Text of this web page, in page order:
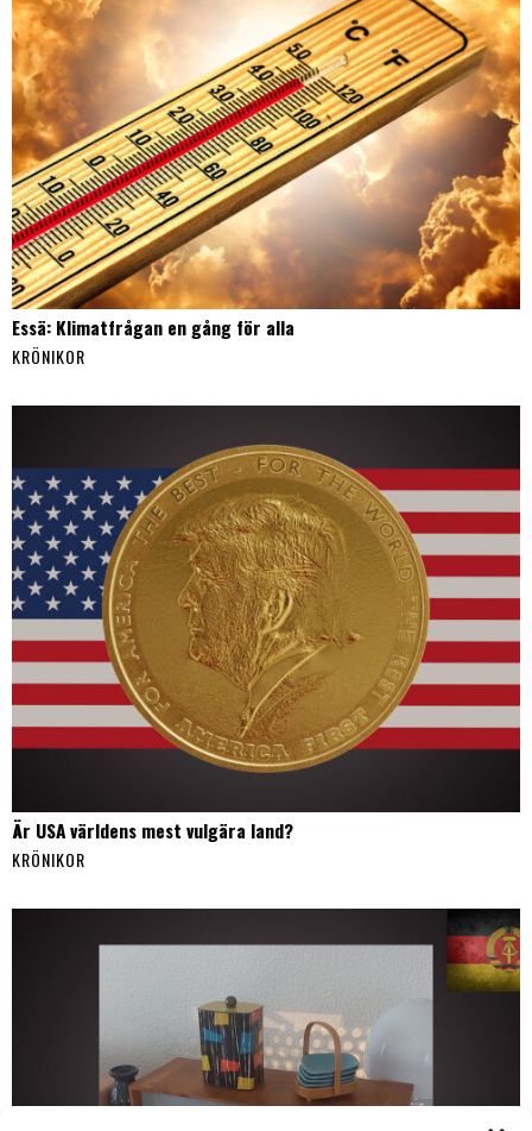
Essä: Klimatfrågan en gång för alla
KRÖNIKOR
Är USA världens mest vulgära land?
KRÖNIKOR